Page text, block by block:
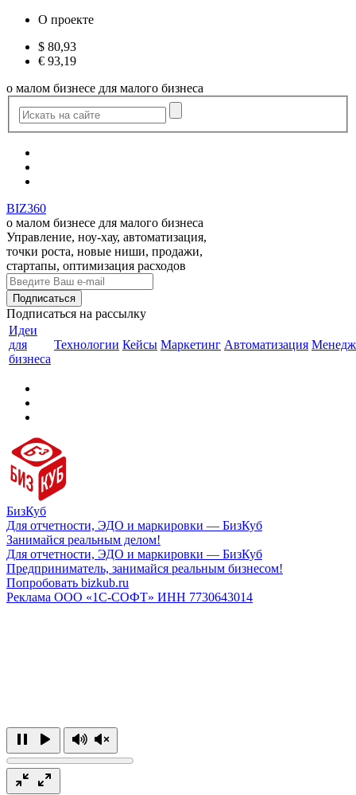
О проекте
$ 80,93
€ 93,19
о малом бизнесе для малого бизнеса
BIZ360
о малом бизнесе для малого бизнеса
Управление, ноу-хау, автоматизация,
точки роста, новые ниши, продажи,
стартапы, оптимизация расходов
Подписаться на рассылку
Идеи
для
бизнеса
Технологии Кейсы Маркетинг Автоматизация
БизКуб
Для отчетности, ЭДО и маркировки — БизКуб
Занимайся реальным делом!
Для отчетности, ЭДО и маркировки — БизКуб
Предприниматель, занимайся реальным бизнесом!
Попробовать bizkub.ru
Реклама ООО «1С-СОФТ» ИНН 7730643014